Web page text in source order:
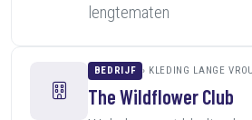
lengtematen
BEDRIJF KLEDING LANGE
The Wildflower Club